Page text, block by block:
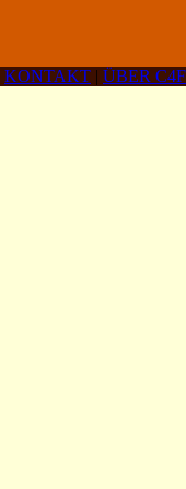
KONTAKT | ÜBER C4F